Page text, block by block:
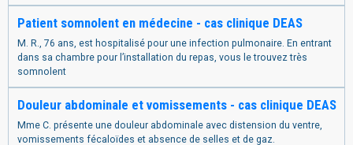
Patient somnolent en médecine - cas clinique DEAS
M. R., 76 ans, est hospitalisé pour une infection pulmonaire. En entrant
dans sa chambre pour l’installation du repas, vous le trouvez très
somnolent
Douleur abdominale et vomissements - cas clinique DEAS
Mme C. présente une douleur abdominale avec distension du ventre,
vomissements fécaloïdes et absence de selles et de gaz.